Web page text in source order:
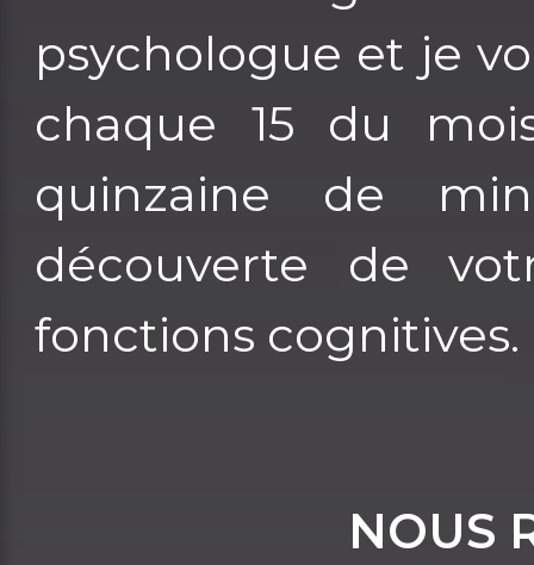
psychologue et je
chaque 15 du
quinzaine de
découverte de
fonctions
NOUS